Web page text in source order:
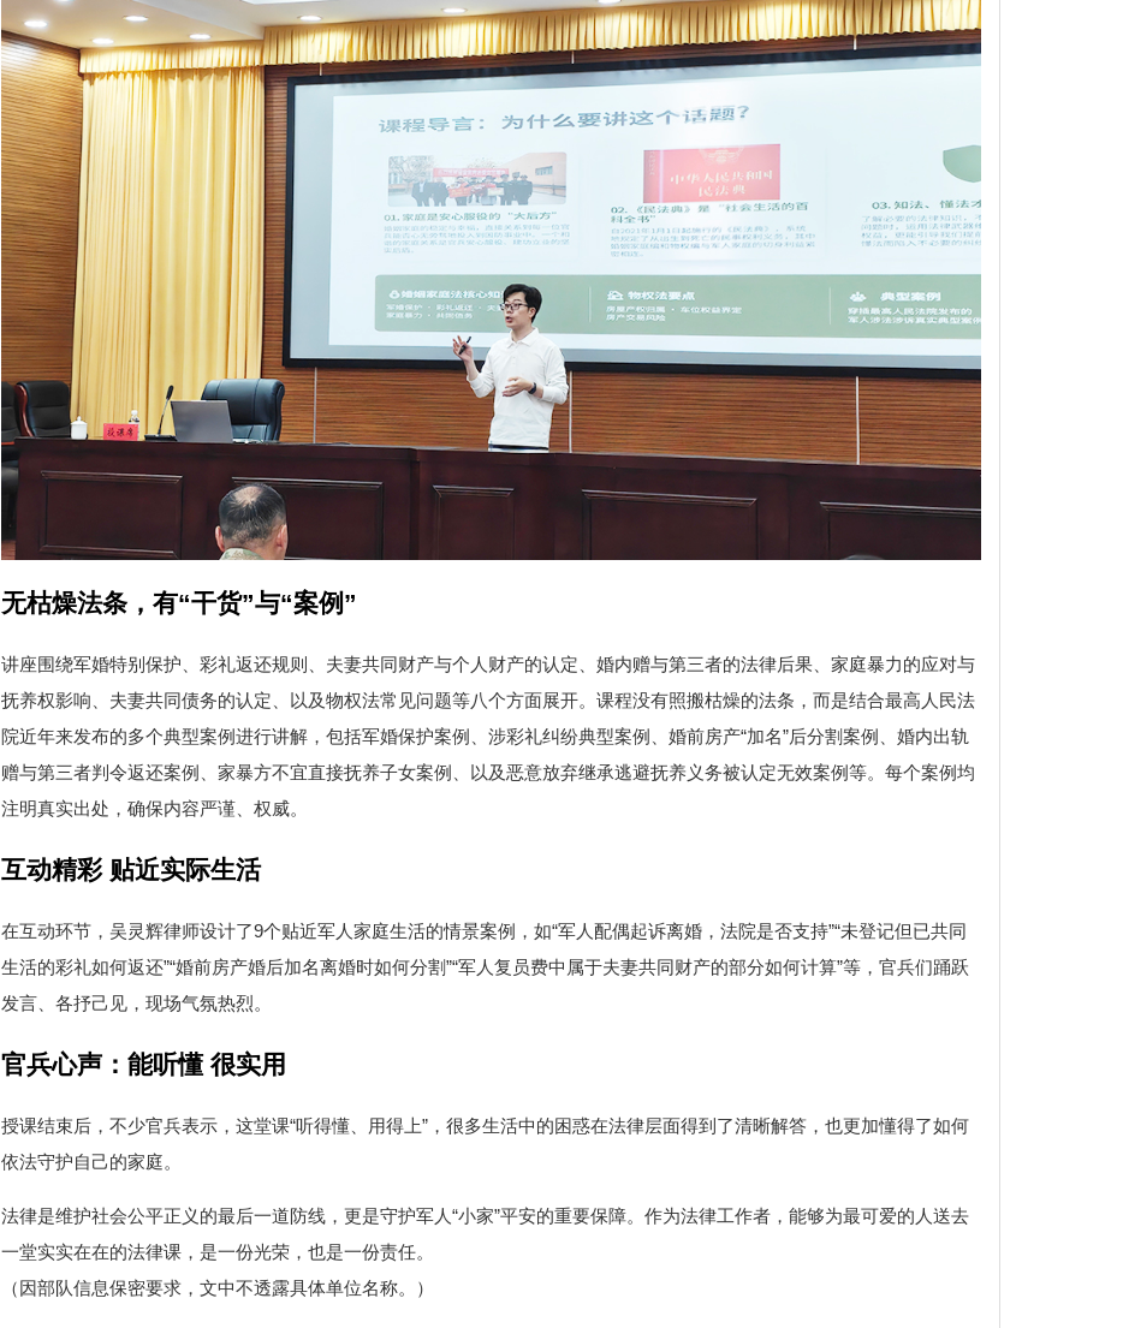
无枯燥法条，有“干货”与“案例”
讲座围绕军婚特别保护、彩礼返还规则、夫妻共同财产与个人财产的认定、婚内赠与第三者的法律后果、家庭暴力的应对与
抚养权影响、夫妻共同债务的认定、以及物权法常见问题等八个方面展开。课程没有照搬枯燥的法条，而是结合最高人民法
院近年来发布的多个典型案例进行讲解，包括军婚保护案例、涉彩礼纠纷典型案例、婚前房产“加名”后分割案例、婚内出轨
赠与第三者判令返还案例、家暴方不宜直接抚养子女案例、以及恶意放弃继承逃避抚养义务被认定无效案例等。每个案例均
注明真实出处，确保内容严谨、权威。
互动精彩 贴近实际生活
在互动环节，吴灵辉律师设计了9个贴近军人家庭生活的情景案例，如“军人配偶起诉离婚，法院是否支持”“未登记但已共同
生活的彩礼如何返还”“婚前房产婚后加名离婚时如何分割”“军人复员费中属于夫妻共同财产的部分如何计算”等，官兵们踊跃
发言、各抒己见，现场气氛热烈。
官兵心声：能听懂 很实用
授课结束后，不少官兵表示，这堂课“听得懂、用得上”，很多生活中的困惑在法律层面得到了清晰解答，也更加懂得了如何
依法守护自己的家庭。
法律是维护社会公平正义的最后一道防线，更是守护军人“小家”平安的重要保障。作为法律工作者，能够为最可爱的人送去
一堂实实在在的法律课，是一份光荣，也是一份责任。
（因部队信息保密要求，文中不透露具体单位名称。）